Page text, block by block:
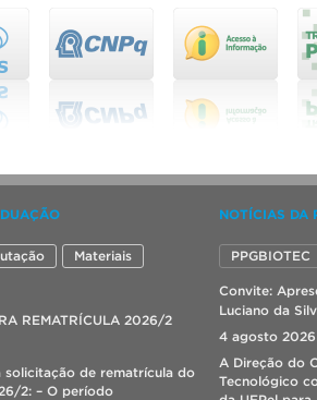
Materiais
REMATRÍCULA 2026/2
solicitação de rematrícula do
2: – O período
NOTÍCIAS DA
PPGBIOTEC
Convite:
Luciano da
4 agosto 2026
A Direção do
Tecnológico